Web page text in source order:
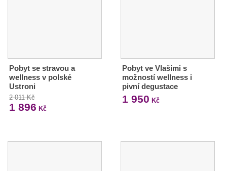
Pobyt se stravou a
wellness v polské
Ustroni
2 011 Kč
1 896 Kč
Pobyt ve Vlašimi s
možností wellness i
pivní degustace
1 950 Kč